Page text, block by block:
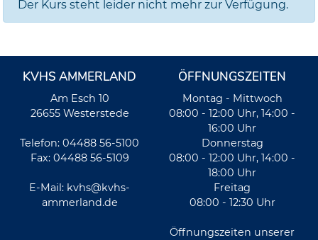
Der Kurs steht leider nicht mehr zur Verfügung.
KVHS AMMERLAND
Am Esch 10
26655 Westerstede
Telefon: 04488 56-5100
Fax: 04488 56-5109
E-Mail: kvhs@kvhs-
ammerland.de
ÖFFNUNGSZEITEN
Montag - Mittwoch
08:00 - 12:00 Uhr, 14:00 -
16:00 Uhr
Donnerstag
08:00 - 12:00 Uhr, 14:00 -
18:00 Uhr
Freitag
08:00 - 12:30 Uhr
Öffnungszeiten unserer